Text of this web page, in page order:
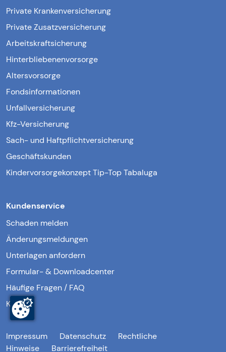
Private Krankenversicherung
Private Zusatzversicherung
Arbeitskraftsicherung
Hinterbliebenenvorsorge
Altersvorsorge
Fondsinformationen
Unfallversicherung
Kfz-Versicherung
Sach- und Haftpflichtversicherung
Geschäftskunden
Kindervorsorgekonzept Tip-Top Tabaluga
Kundenservice
Schaden melden
Änderungsmeldungen
Unterlagen anfordern
Formular- & Downloadcenter
Häufige Fragen / FAQ
Kontakt
Impressum Datenschutz
Rechtliche
Hinweise
Barrierefreiheit